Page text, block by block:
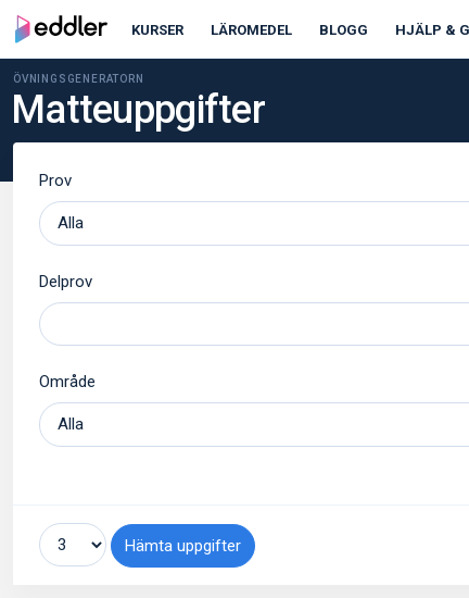
KURSER LÄROMEDEL BLOGG HJÄLP &
ÖVNINGSGENERATORN
Matteuppgifter
Prov
Delprov
Område
Hämta uppgifter